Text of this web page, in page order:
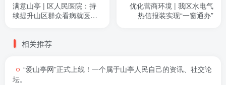
满意山亭 | 区人民医院：持
续提升山区群众看病就医获
优化营商环境 | 我区水电气
热信报装实现“一窗通办”
相关推荐
“爱山亭网”正式上线！一个属于山亭人民自己的资讯、社交论
坛。